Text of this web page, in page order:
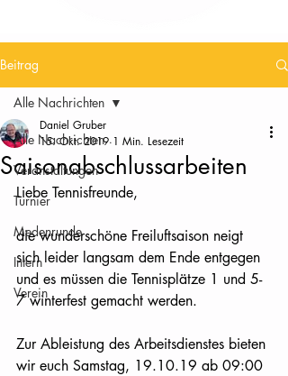
Beitrag
Alle Nachrichten
Veranstaltungen
Turnier
Medenrunde
Intern
Verein
Alle Nachrichten
Saisonabschlussarbeiten
Daniel Gruber
15. Okt. 2019 1 Min. Lesezeit
Liebe Tennisfreunde,
die wunderschöne Freiluftsaison neigt
sich leider langsam dem Ende entgegen
und es müssen die Tennisplätze 1 und 5-
7 winterfest gemacht werden.
Zur Ableistung des Arbeitsdienstes bieten
wir euch Samstag, 19.10.19 ab 09:00